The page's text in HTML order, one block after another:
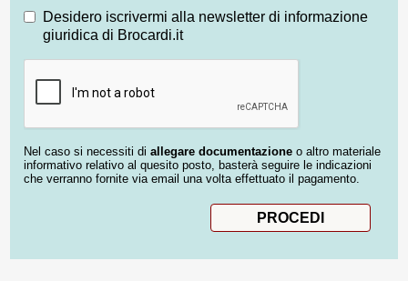
Desidero iscrivermi alla newsletter di informazione
giuridica di Brocardi.it
Nel caso si necessiti di allegare documentazione o altro materiale
informativo relativo al quesito posto, basterà seguire le indicazioni
che verranno fornite via email una volta effettuato il pagamento.